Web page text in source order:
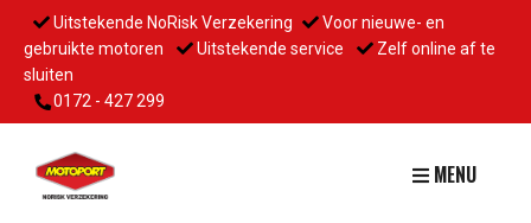
Uitstekende NoRisk Verzekering
Voor nieuwe- en
gebruikte motoren
Uitstekende service
Zelf online af te
sluiten
0172 - 427 299
MENU